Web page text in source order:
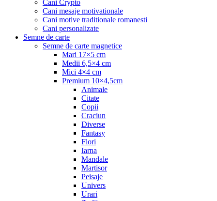
Cani Crypto
Cani mesaje motivationale
Cani motive traditionale romanesti
Cani personalizate
Semne de carte
Semne de carte magnetice
Mari 17×5 cm
Medii 6,5×4 cm
Mici 4×4 cm
Premium 10×4,5cm
Animale
Citate
Copii
Craciun
Diverse
Fantasy
Flori
Iarna
Mandale
Martisor
Peisaje
Univers
Urari